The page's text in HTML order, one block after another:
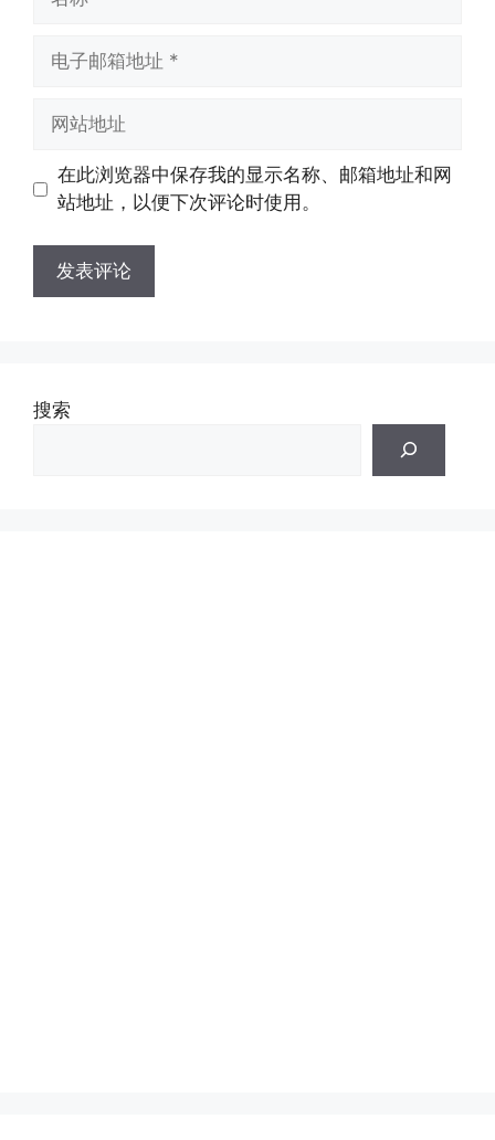
址
址
在此浏览器中保存我的显示名称、邮箱地址和网
站地址，以便下次评论时使用。
搜索